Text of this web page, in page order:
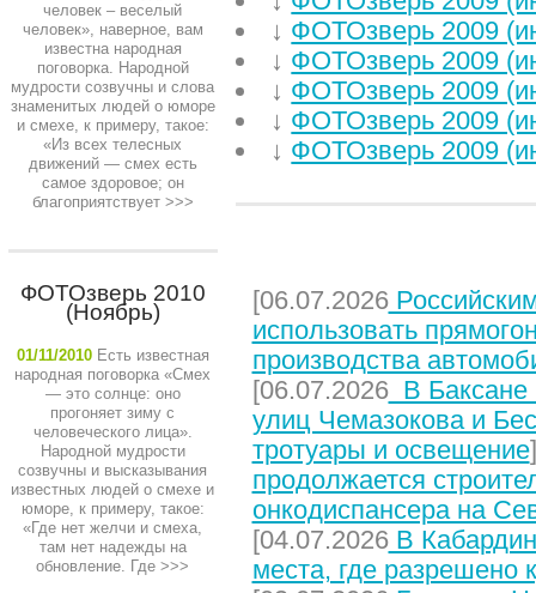
человек – веселый
человек», наверное, вам
известна народная
поговорка. Народной
мудрости созвучны и слова
знаменитых людей о юморе
и смехе, к примеру, такое:
«Из всех телесных
движений — смех есть
самое здоровое; он
благоприятствует>>>
ФОТОзверь 2010
(Ноябрь)
01/11/2010 Есть известная
народная поговорка «Смех
— это солнце: оно
прогоняет зиму с
человеческого лица».
Народной мудрости
созвучны и высказывания
известных людей о смехе и
юморе, к примеру, такое:
«Где нет желчи и смеха,
там нет надежды на
обновление. Где >>>
↓ ФОТОзверь 2009
↓ ФОТОзверь 2009
↓ ФОТОзверь 2009
↓ ФОТОзверь 2009
↓ ФОТОзверь 2009
[06.07.2026
использовать
производства
[06.07.2026В Баксане
улиц Чемазокова и
тротуары и освещение
продолжается
онкодиспансера на
[04.07.2026В
места, где разрешено